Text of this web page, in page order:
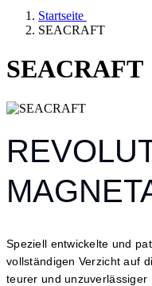
Startseite
SEACRAFT
SEACRAFT
Speziell entwickelte und
vollständigen Verzicht auf
teurer und